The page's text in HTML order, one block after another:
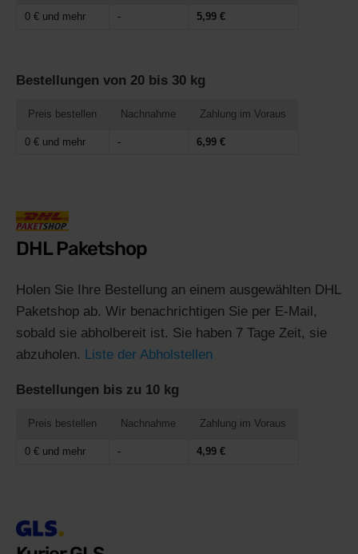
0 € und mehr - 5,99 €
Bestellungen von 20 bis 30 kg
Preis bestellen Nachnahme Zahlung im Voraus
0 € und mehr - 6,99 €
DHL Paketshop
Holen Sie Ihre Bestellung an einem ausgewählten DHL
Paketshop ab. Wir benachrichtigen Sie per E-Mail,
sobald sie abholbereit ist. Sie haben 7 Tage Zeit, sie
abzuholen. Liste der Abholstellen
Bestellungen bis zu 10 kg
Preis bestellen Nachnahme Zahlung im Voraus
0 € und mehr - 4,99 €